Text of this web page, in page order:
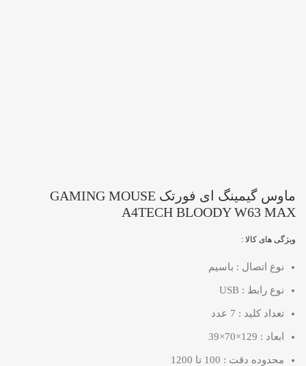
ماوس گیمینگ ای فورتک GAMING MOUSE
A4TECH BLOODY W63 MAX
ویژگی های کالا :
نوع اتصال : باسیم
نوع رابط : USB
تعداد کلید : 7 عدد
ابعاد : 129×70×39
محدوده دقت : 100 تا 1200